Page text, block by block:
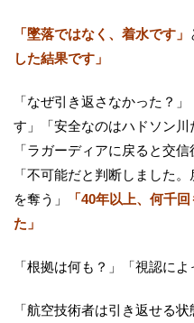
「墜落ではなく、着水です」
した結果です」
「なぜ引き返さなかった？
す」「安全なのはハドソン川
「ラガーディアに戻ると交
「不可能だと判断しました
を奪う」
「40年以上、何千
た」
「根拠は何も？」「視認に
「航空技術者は引き返せる状